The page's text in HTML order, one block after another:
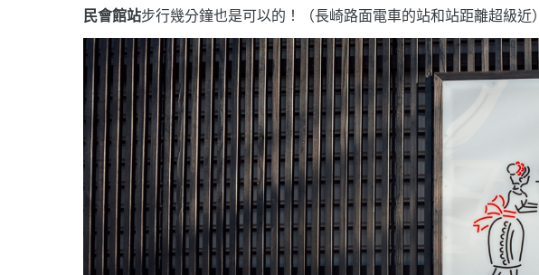
民會館站步行幾分鐘也是可以的！（長崎路面電車的站和站距離超級近）